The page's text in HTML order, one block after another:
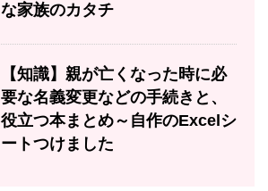
な家族のカタチ
【知識】親が亡くなった時に必
要な名義変更などの手続きと、
役立つ本まとめ～自作のExcelシ
ートつけました